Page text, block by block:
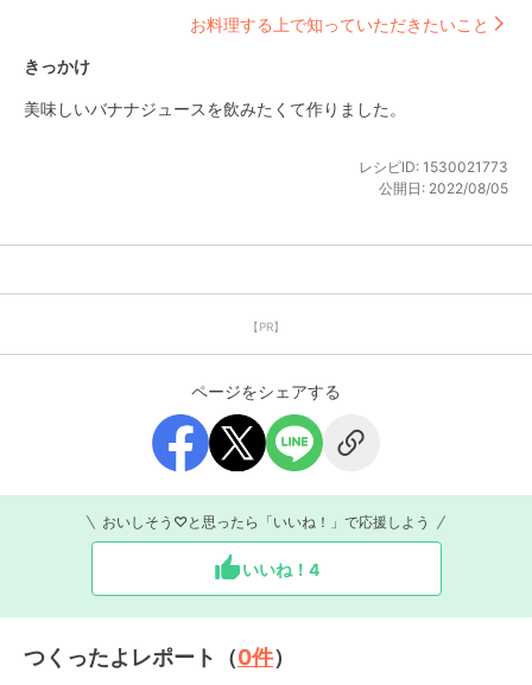
お料理する上で知っていただきたいこと
きっかけ
美味しいバナナジュースを飲みたくて作りました。
レシピID: 1530021773
公開日: 2022/08/05
【PR】
ページをシェアする
おいしそう♡と思ったら「いいね！」で応援しよう
いいね！ 4
つくったよレポート（0件）